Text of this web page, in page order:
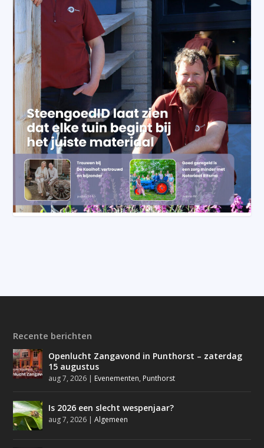
Recente berichten
Openlucht Zangavond in Punthorst – zaterdag
15 augustus
aug 7, 2026 | Evenementen, Punthorst
Is 2026 een slecht wespenjaar?
aug 7, 2026 |Algemeen